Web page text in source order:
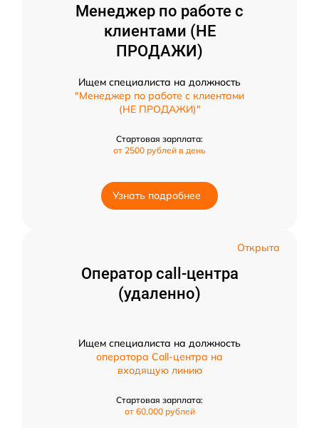
Менеджер по работе с
клиентами (НЕ
ПРОДАЖИ)
Ищем специалиста на должность
"Менеджер по работе с клиентами
(НЕ ПРОДАЖИ)"
Стартовая зарплата:
от 2500 рублей в день
Узнать подробнее
Открыта
Оператор call-центра
(удаленно)
Ищем специалиста на должность
оператора Call-центра на
входящую линию
Стартовая зарплата:
от 60,000 рублей